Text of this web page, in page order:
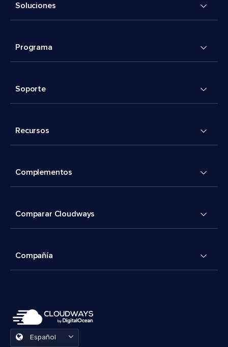
Soluciones
Programa
Soporte
Recursos
Complementos
Comparar Cloudways
Compañía
Español